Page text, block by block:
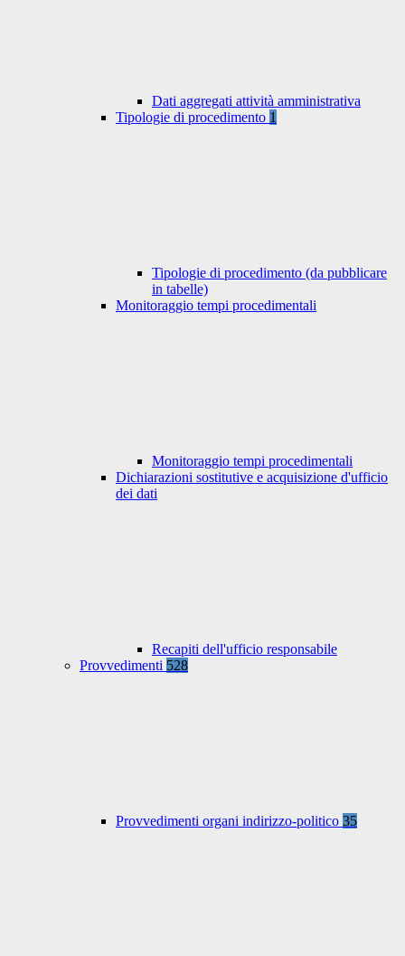
Dati aggregati attività amministrativa
Tipologie di procedimento 1
Tipologie di procedimento (da pubblicare
in tabelle)
Monitoraggio tempi procedimentali
Monitoraggio tempi procedimentali
Dichiarazioni sostitutive e acquisizione d'ufficio
dei dati
Recapiti dell'ufficio responsabile
Provvedimenti 528
Provvedimenti organi indirizzo-politico 35